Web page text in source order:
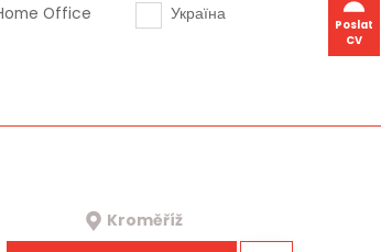
Poslat
CV
Office
Україна
Kroměříž